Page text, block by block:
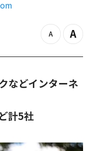
z
o
u
Z
o
n
などインターネ
計5社